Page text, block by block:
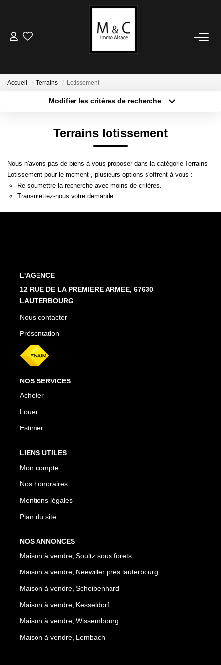
ACHETER
LOUER
Avis De Valeur
Estimation En Ligne
ESTIMER
CONTACT
Accueil Terrains Lotissement
Modifier les critères de recherche
Budget max Plus de critères
Terrains lotissement
Nous n'avons pas de biens à vous proposer dans la catégorie Terrains
Lotissement pour le moment , plusieurs options s'offrent à vous :
Re-soumettre la recherche avec moins de critères.
Transmettez-nous votre demande
L'AGENCE
12 RUE DE LA PREMIERE ARMEE, 67630
LAUTERBOURG
Nous contacter
Présentation
NOS SERVICES
Acheter
Louer
Estimer
LIENS UTILES
Mon compte
Nos honoraires
Mentions légales
Plan du site
NOS ANNONCES
Maison à vendre, Soultz sous forets
Maison à vendre, Neewiller pres lauterbourg
Maison à vendre, Scheibenhard
Maison à vendre, Kesseldorf
Maison à vendre, Wissembourg
Maison à vendre, Lembach